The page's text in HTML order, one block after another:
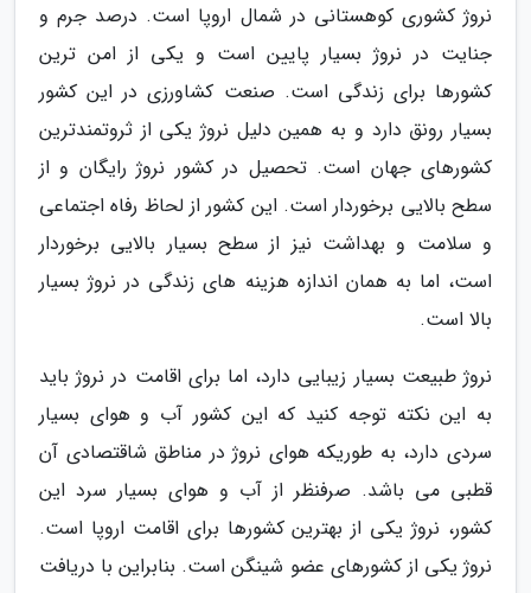
نروژ کشوری کوهستانی در شمال اروپا است. درصد جرم و
جنایت در نروژ بسیار پایین است و یکی از امن ترین
کشورها برای زندگی است. صنعت کشاورزی در این کشور
بسیار رونق دارد و به همین دلیل نروژ یکی از ثروتمندترین
کشورهای جهان است. تحصیل در کشور نروژ رایگان و از
سطح بالایی برخوردار است. این کشور از لحاظ رفاه اجتماعی
و سلامت و بهداشت نیز از سطح بسیار بالایی برخوردار
است، اما به همان اندازه هزینه های زندگی در نروژ بسیار
بالا است.
نروژ طبیعت بسیار زیبایی دارد، اما برای اقامت در نروژ باید
به این نکته توجه کنید که این کشور آب و هوای بسیار
سردی دارد، به طوریکه هوای نروژ در مناطق شاقتصادی آن
قطبی می باشد. صرفنظر از آب و هوای بسیار سرد این
کشور، نروژ یکی از بهترین کشورها برای اقامت اروپا است.
نروژ یکی از کشورهای عضو شینگن است. بنابراین با دریافت